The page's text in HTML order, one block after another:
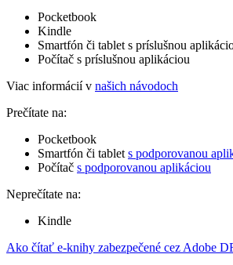
Pocketbook
Kindle
Smartfón či tablet s príslušnou
Počítač s príslušnou aplikáciou
Viac informácií v našich návodoch
Prečítate na:
Pocketbook
Smartfón či tablet s podporovanou
Počítač s podporovanou aplikáciou
Neprečítate na:
Kindle
Ako čítať e-knihy zabezpečené cez Adobe